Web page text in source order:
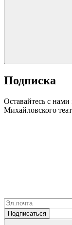
Подписка
Оставайтесь с
Михайловского
Подписаться